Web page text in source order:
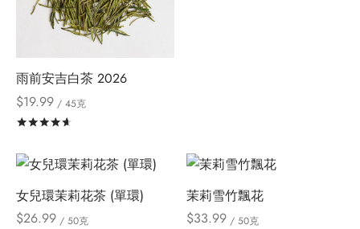
雨前安吉白茶 2026
$19.99 / 45克
女兒環茉莉花茶 (單環)
$26.99 / 50克
茉莉雪竹飄花
$33.99/ 50克